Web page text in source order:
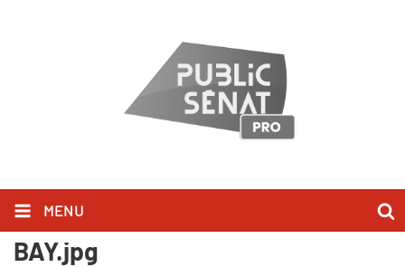
MENU
VIGNETTE YOUTUBE LINVITE
BAY.jpg